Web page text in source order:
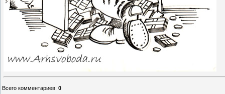
Всего комментариев: 0